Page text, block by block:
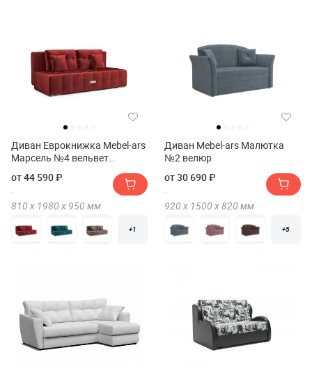
Диван Еврокнижка Mebel-ars
Марсель №4 вельвет
от 44 590 ₽
810 х 1980 х 950 мм
+1
Диван Mebel-ars Малютка
№2 велюр
от 30 690 ₽
920 х 1500 х820 мм
+5